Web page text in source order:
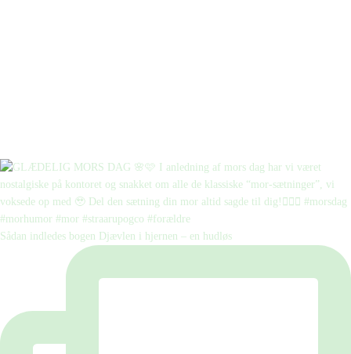
Sådan indledes bogen Djævlen i hjernen – en hudløs